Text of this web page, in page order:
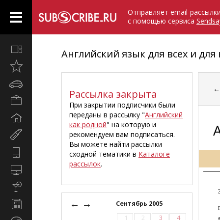
Отправляет email-рассылки
с помощью сервиса
недавно
Компьютеры
Культура,
Английский язык для всех и для
Рассылка закрыта
При закрытии подписчики были
переданы в рассылку "Английский
как родной" на которую и
рекомендуем вам подписаться.
Вы можете найти рассылки
сходной тематики в Каталоге
рассылок.
← Сентябрь 2005
→
1 2 3
4
←